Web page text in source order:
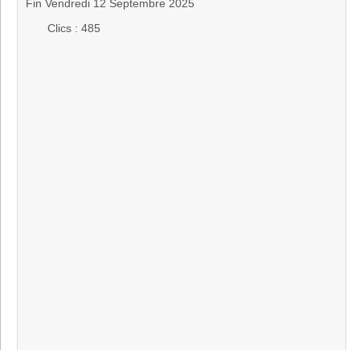
Fin Vendredi 12 Septembre 2025
Clics : 485